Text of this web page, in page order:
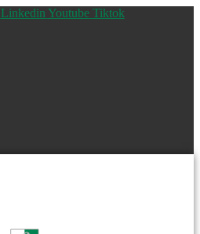
Linkedin Youtube Tiktok